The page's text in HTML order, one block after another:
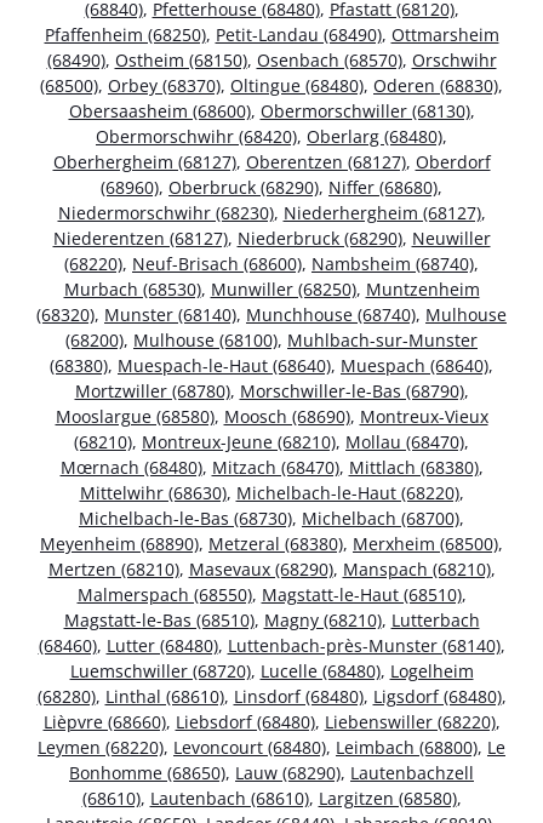
(68840), Pfetterhouse (68480), Pfastatt (68120),
Pfaffenheim (68250), Petit-Landau (68490), Ottmarsheim
(68490), Ostheim (68150), Osenbach (68570), Orschwihr
(68500), Orbey (68370), Oltingue (68480), Oderen (68830),
Obersaasheim (68600), Obermorschwiller (68130),
Obermorschwihr (68420), Oberlarg (68480),
Oberhergheim (68127), Oberentzen (68127), Oberdorf
(68960), Oberbruck (68290), Niffer (68680),
Niedermorschwihr (68230), Niederhergheim (68127),
Niederentzen (68127), Niederbruck (68290), Neuwiller
(68220), Neuf-Brisach (68600), Nambsheim (68740),
Murbach (68530), Munwiller (68250), Muntzenheim
(68320), Munster (68140), Munchhouse (68740), Mulhouse
(68200), Mulhouse (68100), Muhlbach-sur-Munster
(68380), Muespach-le-Haut (68640), Muespach (68640),
Mortzwiller (68780), Morschwiller-le-Bas (68790),
Mooslargue (68580), Moosch (68690), Montreux-Vieux
(68210), Montreux-Jeune (68210), Mollau (68470),
Mœrnach (68480), Mitzach (68470), Mittlach (68380),
Mittelwihr (68630), Michelbach-le-Haut (68220),
Michelbach-le-Bas (68730), Michelbach (68700),
Meyenheim (68890), Metzeral (68380), Merxheim (68500),
Mertzen (68210), Masevaux (68290), Manspach (68210),
Malmerspach (68550), Magstatt-le-Haut (68510),
Magstatt-le-Bas (68510), Magny (68210), Lutterbach
(68460), Lutter (68480), Luttenbach-près-Munster (68140),
Luemschwiller (68720), Lucelle (68480), Logelheim
(68280), Linthal (68610), Linsdorf (68480), Ligsdorf (68480),
Lièpvre (68660), Liebsdorf (68480), Liebenswiller (68220),
Leymen (68220), Levoncourt (68480), Leimbach (68800), Le
Bonhomme (68650), Lauw (68290), Lautenbachzell
(68610), Lautenbach (68610), Largitzen (68580),